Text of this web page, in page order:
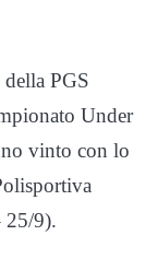
PGS
Under
vinto con lo
25/9).